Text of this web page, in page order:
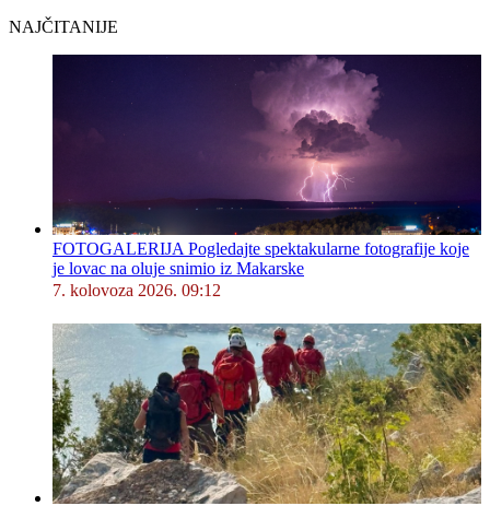
NAJČITANIJE
FOTOGALERIJA Pogledajte spektakularne fotografije koje
je lovac na oluje snimio iz Makarske
7. kolovoza 2026. 09:12